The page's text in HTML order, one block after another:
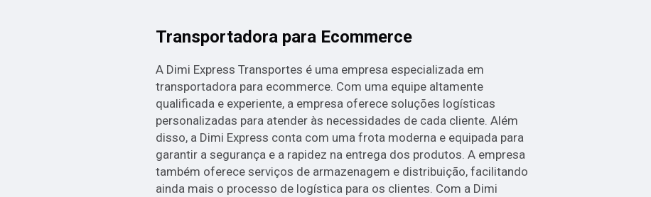
Transportadora para Ecommerce
A Dimi Express Transportes é uma empresa especializada em
transportadora para ecommerce. Com uma equipe altamente
qualificada e experiente, a empresa oferece soluções logísticas
personalizadas para atender às necessidades de cada cliente. Além
disso, a Dimi Express conta com uma frota moderna e equipada para
garantir a segurança e a rapidez na entrega dos produtos. A empresa
também oferece serviços de armazenagem e distribuição, facilitando
ainda mais o processo de logística para os clientes. Com a Dimi